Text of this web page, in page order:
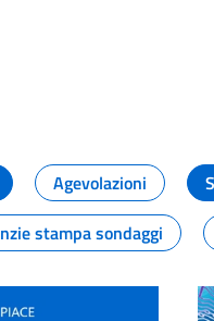
Agevolazioni
stampa sondaggi